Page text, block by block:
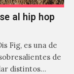
al hip hop
Fig, es una de
de
distintos